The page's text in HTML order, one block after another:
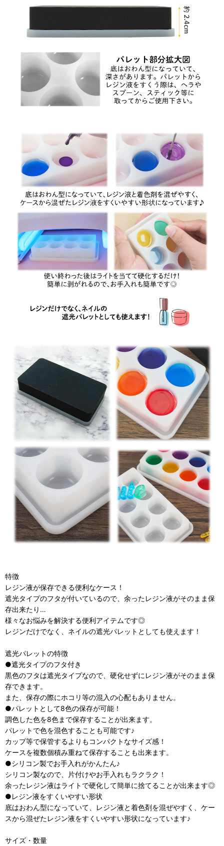
特徴
レジン液が保存できる便利なケース！
遮光タイプのフタが付いているので、余ったレジン液がそのまま保
存出来たり…
様々なお悩みを解決する便利アイテムです◎
レジンだけでなく、ネイルの遮光パレットとしても使えます！
遮光パレットの特徴
●遮光タイプのフタ付き
黒色のフタは遮光タイプなので、硬化せずにレジン液がそのまま保
存できます。
また、保存の際にホコリ等の混入の心配もありません。
●パレットとして8色の保存が可能！
調色した色を8色まで保存することが出来ます。
パレットで色を混色することも可能です♪
カップ等で保管するよりもコンパクトなサイズ感！
ケースを複数個積み重ねて保存することも出来ます。
●シリコン製でお手入れがかんたん♪
シリコン製なので、片付けやお手入れもラクラク！
余ったレジン液はライトで硬化して簡単に捨てることが出来ます◎
●レジン液をすくいやすい形状
底はおわん型になっていて、レジン液と着色剤を混ぜやすく、ケー
スから混ぜたレジン液をすくいやすい形状になっています♪
サイズ・数量